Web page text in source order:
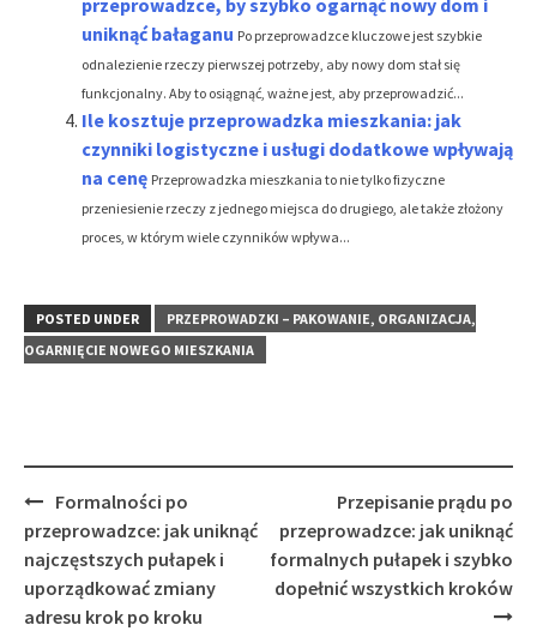
uniknąć bałaganu Po przeprowadzce kluczowe jest szybkie
odnalezienie rzeczy pierwszej potrzeby, aby nowy dom stał się
funkcjonalny. Aby to osiągnąć, ważne jest, aby przeprowadzić...
Ile kosztuje przeprowadzka mieszkania: jak
czynniki logistyczne i usługi dodatkowe wpływają
na cenę Przeprowadzka mieszkania to nie tylko fizyczne
przeniesienie rzeczy z jednego miejsca do drugiego, ale także złożony
proces, w którym wiele czynników wpływa...
POSTED UNDER
PRZEPROWADZKI – PAKOWANIE, ORGANIZACJA,
OGARNIĘCIE NOWEGO MIESZKANIA
Post
navigation
Formalności po
przeprowadzce: jak uniknąć
najczęstszych pułapek i
uporządkować zmiany
adresu krok po kroku
Przepisanie prądu po
przeprowadzce: jak uniknąć
formalnych pułapek i szybko
dopełnić wszystkich kroków